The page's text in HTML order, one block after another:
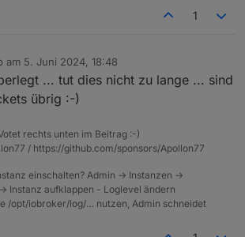
https://usertreffen.iobroker.in
halten möchte meldet sich bitte mit dem
uns auf Euch!
Team
1
am 5. Juni 2024, 18:48
von
... tut dies nicht zu lange ... sind
übrig :-)
rechts unten im Beitrag :-)
/ https://github.com/sponsors/Apollon77
einschalten? Admin -> Instanzen ->
Instanz aufklappen - Loglevel ändern
/opt/iobroker/log/… nutzen, Admin schneidet